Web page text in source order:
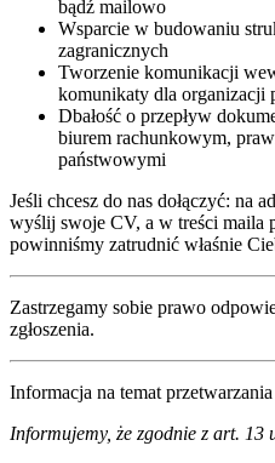
bądź mailowo
Wsparcie w budowaniu
zagranicznych
Tworzenie komunikacji
komunikaty dla organizacji
Dbałość o przepływ
biurem rachunkowym,
państwowymi
Jeśli chcesz do nas dołączyć: na
wyślij swoje CV, a w treści maila
powinniśmy zatrudnić właśnie
Zastrzegamy sobie prawo
zgłoszenia.
Informacja na temat
Informujemy, że zgodnie z art. 13